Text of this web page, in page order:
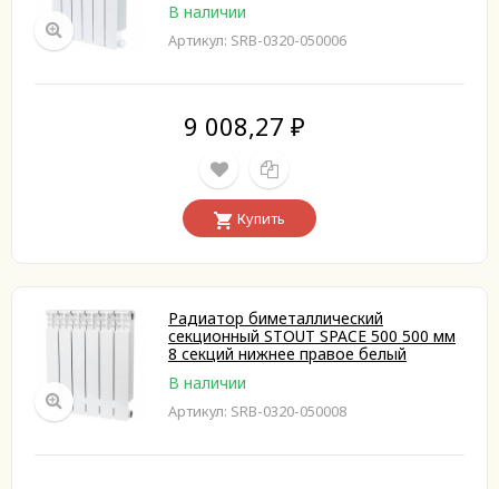
В наличии
Артикул: SRB-0320-050006
9 008,27 ₽
Купить
Радиатор биметаллический
секционный STOUT SPACE 500 500 мм
8 секций нижнее правое белый
В наличии
Артикул: SRB-0320-050008